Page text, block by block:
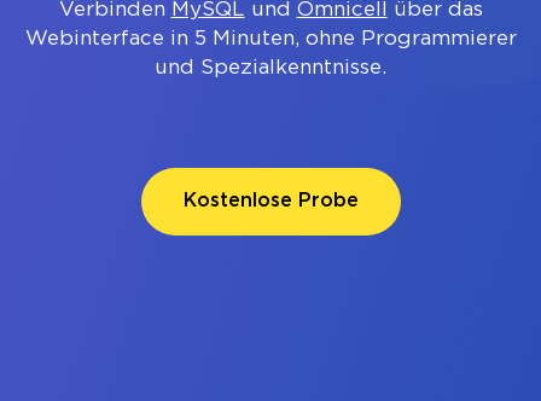
Verbinden MySQL und Omnicell
über das
Webinterface in 5 Minuten, ohne Programmierer
und Spezialkenntnisse.
Kostenlose Probe